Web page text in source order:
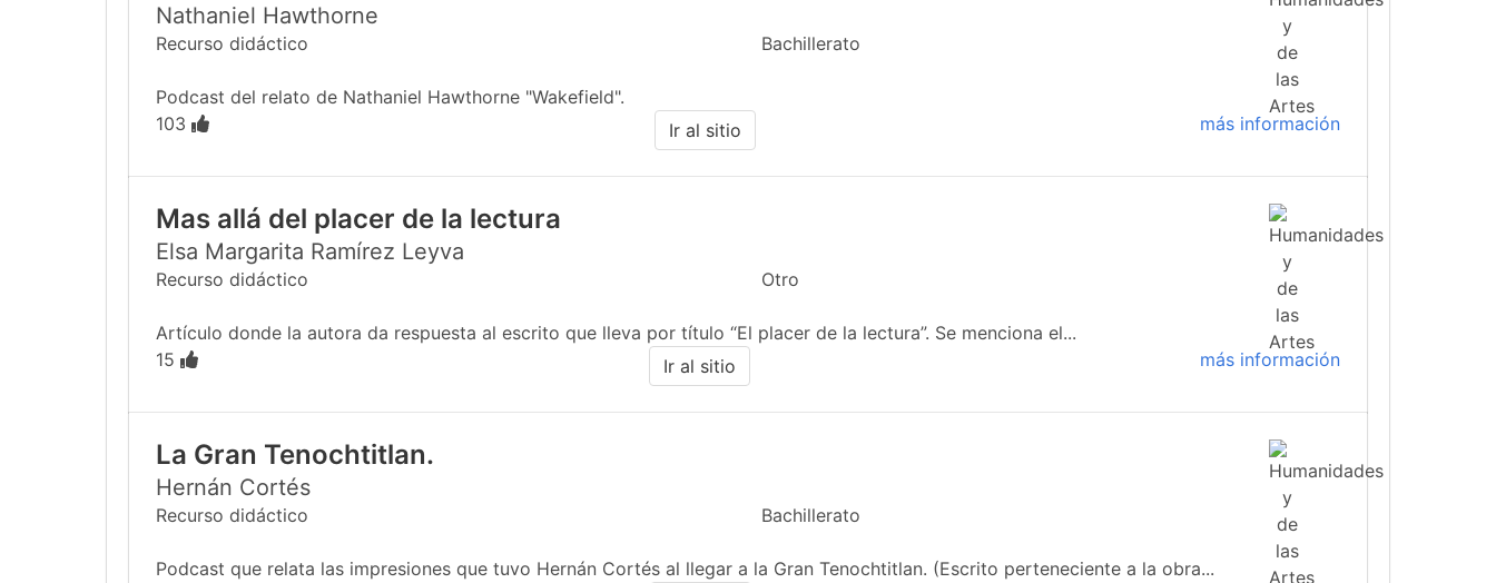
Nathaniel Hawthorne
Recurso didáctico Bachillerato
Podcast del relato de Nathaniel Hawthorne "Wakefield".
103
más información
Ir al sitio
Mas allá del placer de la lectura
Elsa Margarita Ramírez Leyva
Recurso didáctico Otro
Artículo donde la autora da respuesta al escrito que lleva por título “El placer de la lectura”. Se menciona el...
15
más información
Ir al sitio
La Gran Tenochtitlan.
Hernán Cortés
Recurso didáctico Bachillerato
Podcast que relata las impresiones que tuvo Hernán Cortés al llegar a la Gran Tenochtitlan. (Escrito perteneciente a la obra...